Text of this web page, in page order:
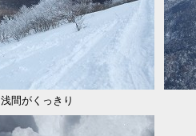
間がくっきり